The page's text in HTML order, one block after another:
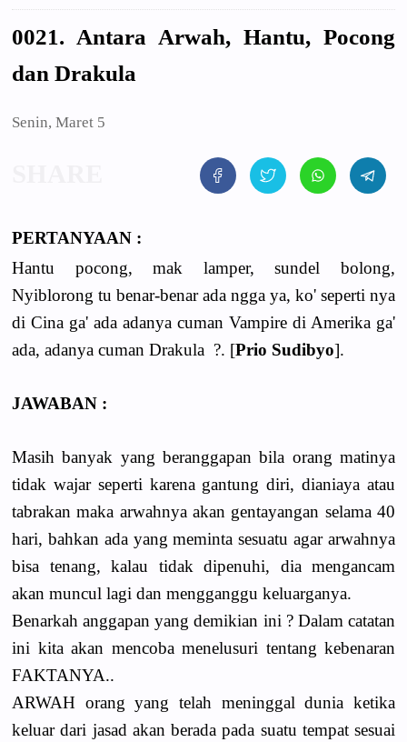
0021. Antara Arwah, Hantu, Pocong
dan Drakula
Senin, Maret 5
PERTANYAAN :
Hantu pocong, mak lamper, sundel bolong,
Nyiblorong tu benar-benar ada ngga ya, ko' seperti nya
di Cina ga' ada adanya cuman Vampire di Amerika ga'
ada, adanya cuman Drakula ?. [Prio Sudibyo].
JAWABAN :
Masih banyak yang beranggapan bila orang matinya
tidak wajar seperti karena gantung diri, dianiaya atau
tabrakan maka arwahnya akan gentayangan selama 40
hari, bahkan ada yang meminta sesuatu agar arwahnya
bisa tenang, kalau tidak dipenuhi, dia mengancam
akan muncul lagi dan mengganggu keluarganya.
Benarkah anggapan yang demikian ini ? Dalam catatan
ini kita akan mencoba menelusuri tentang kebenaran
FAKTANYA..
ARWAH orang yang telah meninggal dunia ketika
keluar dari jasad akan berada pada suatu tempat sesuai